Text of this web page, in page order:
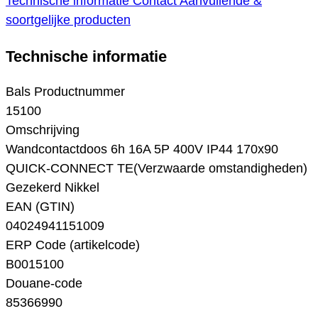
soortgelijke producten
Technische informatie
Bals Productnummer
15100
Omschrijving
Wandcontactdoos 6h 16A 5P 400V IP44 170x90
QUICK-CONNECT TE(Verzwaarde omstandigheden)
Gezekerd Nikkel
EAN (GTIN)
04024941151009
ERP Code (artikelcode)
B0015100
Douane-code
85366990